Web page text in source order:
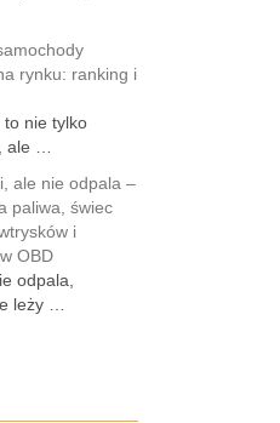
rynku: ranking i
to nie tylko
ale …
ale nie odpala –
paliwa, świec
i
OBD
odpala,
leży …